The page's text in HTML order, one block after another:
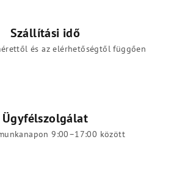
Szállítási idő
és az elérhetőségtől függően
Ügyfélszolgálat
9:00–17:00 között